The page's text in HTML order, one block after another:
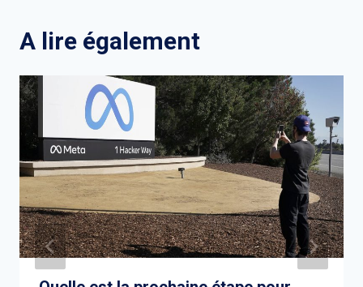
A lire également